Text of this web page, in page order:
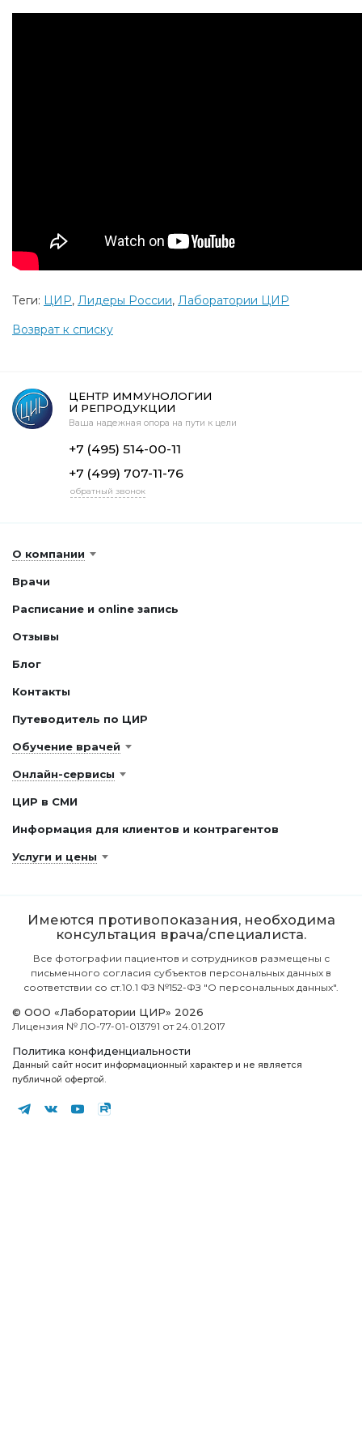
Теги: ЦИР, Лидеры России, Лаборатории ЦИР
Возврат к списку
ЦЕНТР ИММУНОЛОГИИ
И РЕПРОДУКЦИИ
Ваша надежная опора на пути к цели
+7 (495) 514-00-11
+7 (499) 707-11-76
обратный звонок
О компании
Врачи
Расписание и online запись
Отзывы
Блог
Контакты
Путеводитель по ЦИР
Обучение врачей
Онлайн-сервисы
ЦИР в СМИ
Информация для клиентов и контрагентов
Услуги и цены
Имеются противопоказания, необходима
консультация врача/специалиста.
Все фотографии пациентов и сотрудников размещены с
письменного согласия субъектов персональных данных в
соответствии со ст.10.1 ФЗ №152-ФЗ "О персональных данных".
© ООО «Лаборатории ЦИР» 2026
Лицензия № ЛО-77-01-013791 от 24.01.2017
Политика конфиденциальности
Данный сайт носит информационный характер и не является
публичной офертой.